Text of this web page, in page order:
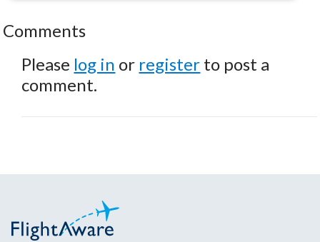
Comments
Please log in or register to post a
comment.